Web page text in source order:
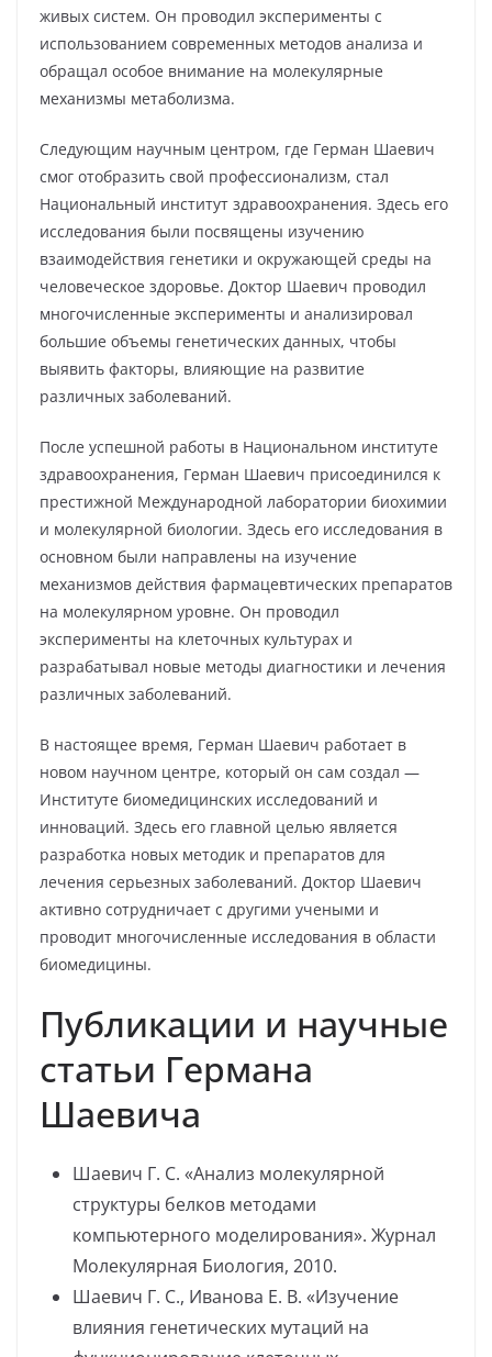
живых систем. Он проводил эксперименты с
использованием современных методов анализа и
обращал особое внимание на молекулярные
механизмы метаболизма.
Следующим научным центром, где Герман Шаевич
смог отобразить свой профессионализм, стал
Национальный институт здравоохранения. Здесь его
исследования были посвящены изучению
взаимодействия генетики и окружающей среды на
человеческое здоровье. Доктор Шаевич проводил
многочисленные эксперименты и анализировал
большие объемы генетических данных, чтобы
выявить факторы, влияющие на развитие
различных заболеваний.
После успешной работы в Национальном институте
здравоохранения, Герман Шаевич присоединился к
престижной Международной лаборатории биохимии
и молекулярной биологии. Здесь его исследования в
основном были направлены на изучение
механизмов действия фармацевтических препаратов
на молекулярном уровне. Он проводил
эксперименты на клеточных культурах и
разрабатывал новые методы диагностики и лечения
различных заболеваний.
В настоящее время, Герман Шаевич работает в
новом научном центре, который он сам создал —
Институте биомедицинских исследований и
инноваций. Здесь его главной целью является
разработка новых методик и препаратов для
лечения серьезных заболеваний. Доктор Шаевич
активно сотрудничает с другими учеными и
проводит многочисленные исследования в области
биомедицины.
Публикации и научные
статьи Германа
Шаевича
Шаевич Г. С. «Анализ молекулярной
структуры белков методами
компьютерного моделирования». Журнал
Молекулярная Биология, 2010.
Шаевич Г. С., Иванова Е. В. «Изучение
влияния генетических мутаций на